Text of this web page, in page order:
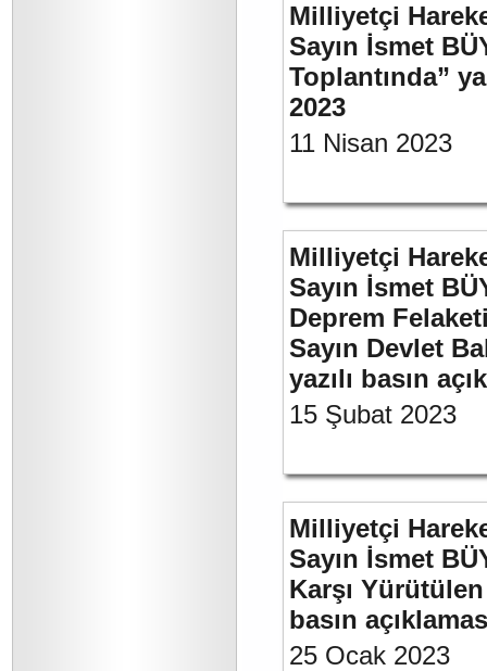
Milliyetçi
Sayın İsmet
Toplantında”
2023
11 Nisan 2023
Milliyetçi
Sayın İsmet
Deprem
Sayın Devlet
yazılı basın
15 Şubat 2023
Milliyetçi
Sayın İsmet
Karşı Yürütülen
basın
25 Ocak 2023